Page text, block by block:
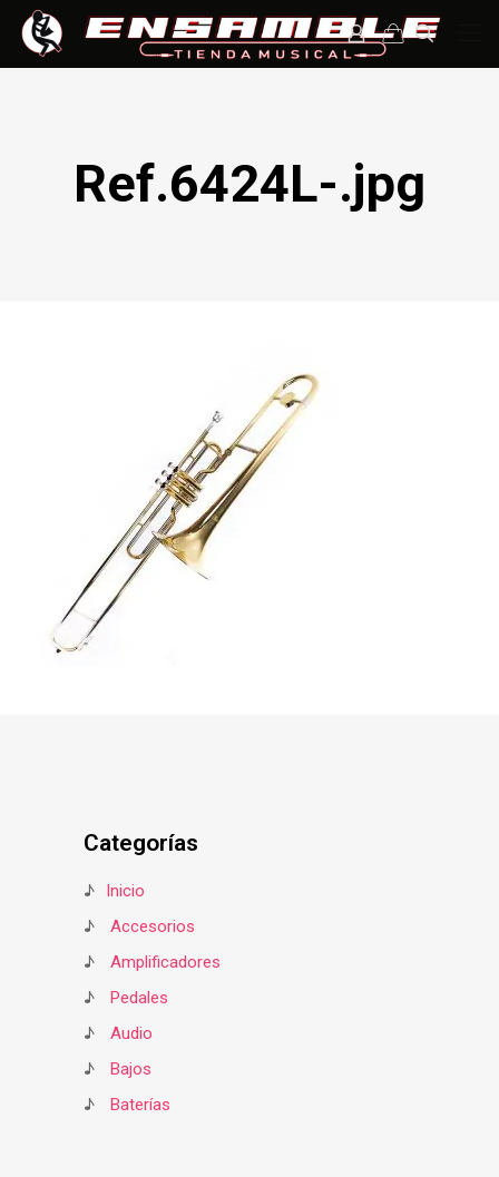
Ref.6424L-.jpg
Categorías
♪
Inicio
♪
Accesorios
♪
Amplificadores
♪
Pedales
♪
Audio
♪
Bajos
♪
Baterías